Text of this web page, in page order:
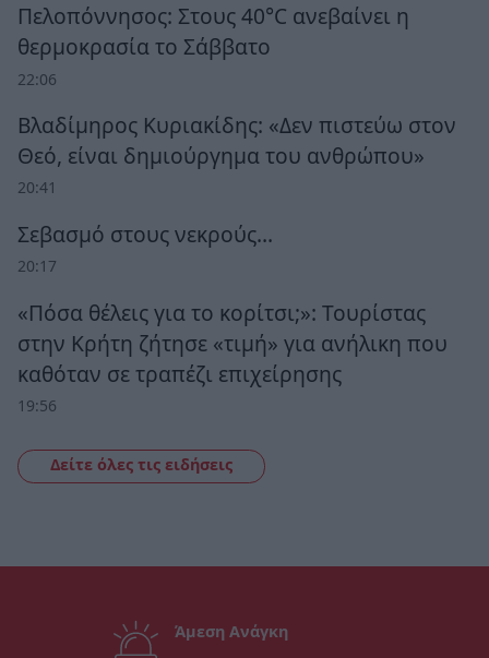
Πελοπόννησος: Στους 40°C ανεβαίνει η
θερμοκρασία το Σάββατο
22:06
Βλαδίμηρος Κυριακίδης: «Δεν πιστεύω στον
Θεό, είναι δημιούργημα του ανθρώπου»
20:41
Σεβασμό στους νεκρούς…
20:17
«Πόσα θέλεις για το κορίτσι;»: Τουρίστας
στην Κρήτη ζήτησε «τιμή» για ανήλικη που
καθόταν σε τραπέζι επιχείρησης
19:56
Δείτε όλες τις ειδήσεις
Άμεση Ανάγκη